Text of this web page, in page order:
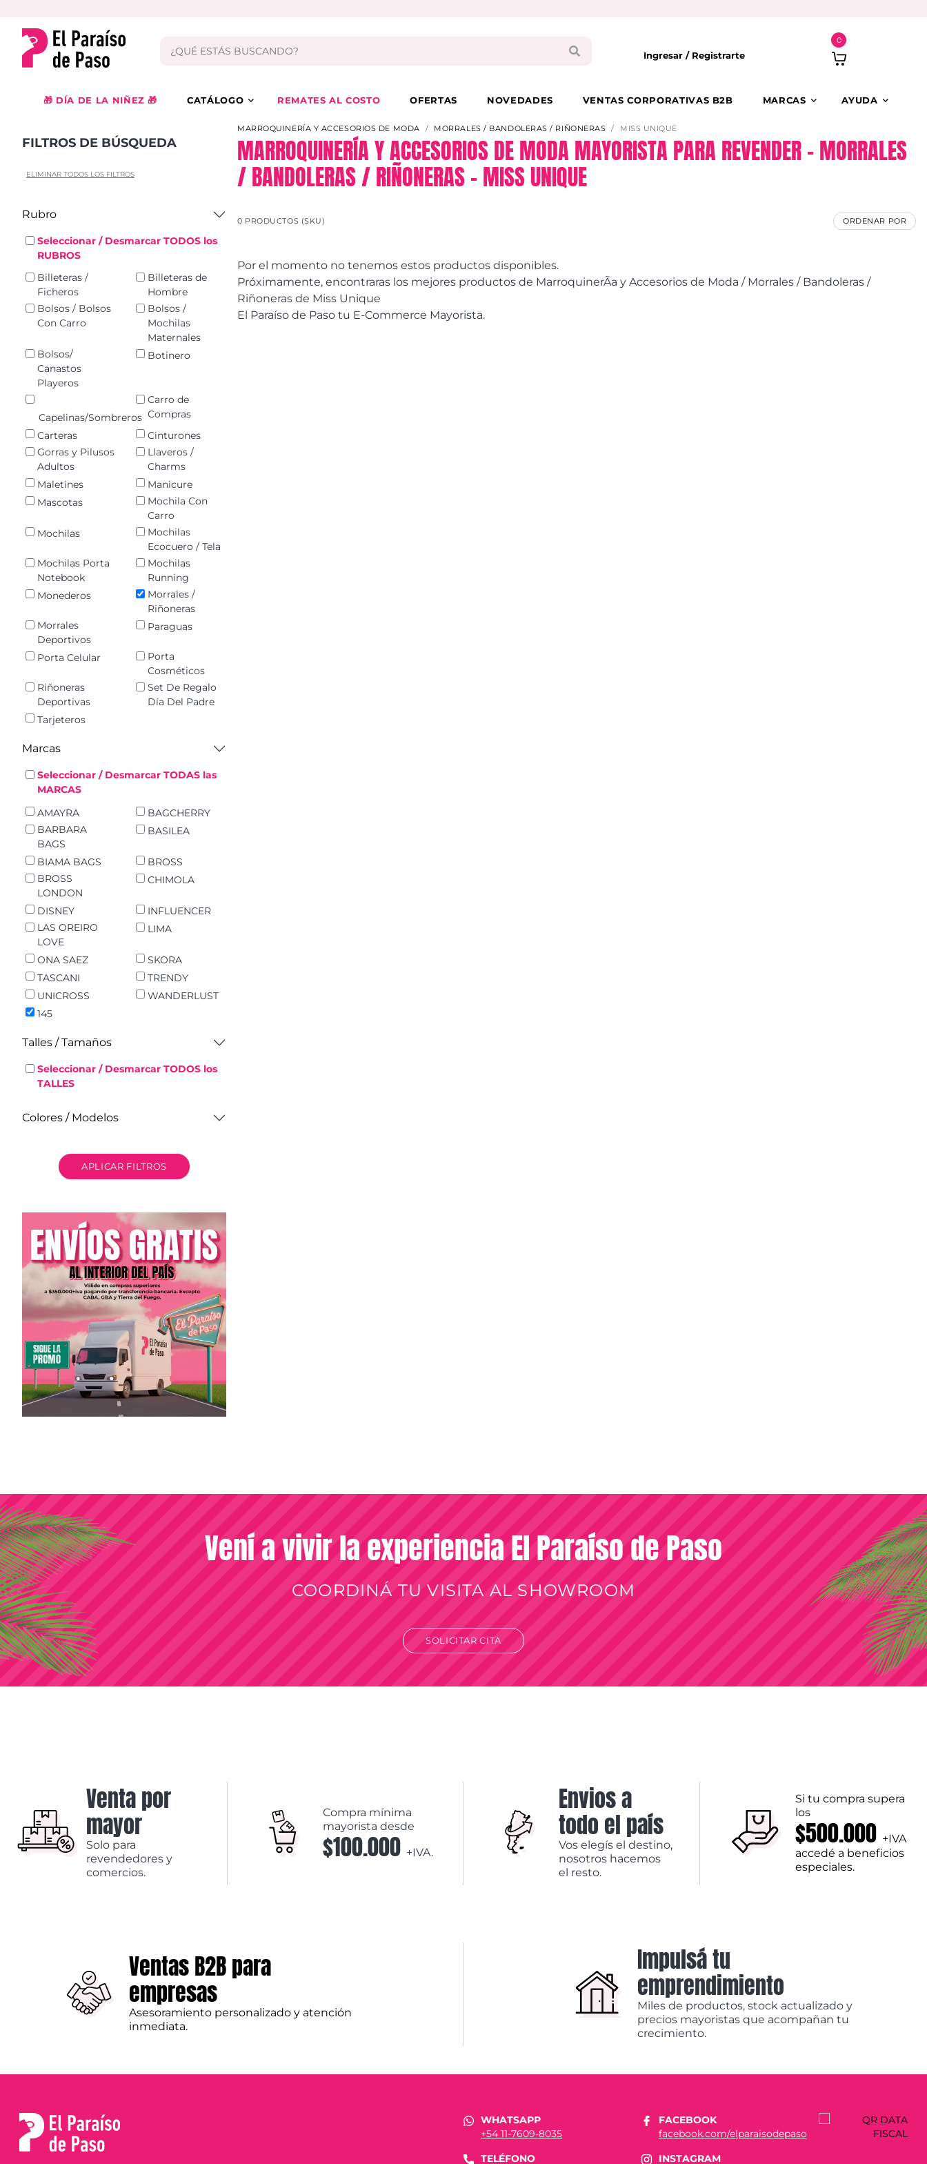
Ingresar / Registrarte
0
🎁 DÍA DE LA NIÑEZ 🎁 CATÁLOGO REMATES AL COSTO OFERTAS NOVEDADES VENTAS CORPORATIVAS B2B MARCAS AYUDA
FILTROS DE BÚSQUEDA
ELIMINAR TODOS LOS FILTROS
Rubro
Seleccionar / Desmarcar TODOS los
RUBROS
Billeteras /
Ficheros
Billeteras de
Hombre
Bolsos / Bolsos
Con Carro
Bolsos /
Mochilas
Maternales
Bolsos/
Canastos
Playeros
Botinero
Capelinas/Sombreros
Carro de
Compras
Carteras
Cinturones
Gorras y Pilusos
Adultos
Llaveros /
Charms
Maletines
Manicure
Mascotas
Mochila Con
Carro
Mochilas
Mochilas
Ecocuero / Tela
Mochilas Porta
Notebook
Mochilas
Running
Monederos
Morrales /
Riñoneras
Morrales
Deportivos
Paraguas
Porta Celular
Porta
Cosméticos
Riñoneras
Deportivas
Set De Regalo
Día Del Padre
Tarjeteros
Marcas
Seleccionar / Desmarcar TODAS las
MARCAS
AMAYRA
BAGCHERRY
BARBARA
BAGS
BASILEA
BIAMA BAGS
BROSS
BROSS
LONDON
CHIMOLA
DISNEY
INFLUENCER
LAS OREIRO
LOVE
LIMA
ONA SAEZ
SKORA
TASCANI
TRENDY
UNICROSS
WANDERLUST
145
Talles / Tamaños
Seleccionar / Desmarcar TODOS los
TALLES
Colores / Modelos
APLICAR FILTROS
MARROQUINERÍA Y ACCESORIOS DE MODA MORRALES / BANDOLERAS / RIÑONERAS MISS UNIQUE
MARROQUINERÍA Y ACCESORIOS DE MODA MAYORISTA PARA REVENDER – MORRALES
/ BANDOLERAS / RIÑONERAS – MISS UNIQUE
0 PRODUCTOS (SKU) ORDENAR POR
Por el momento no tenemos estos productos disponibles.
Próximamente, encontraras los mejores productos de MarroquinerÃ­a y Accesorios de Moda / Morrales / Bandoleras /
Riñoneras de Miss Unique
El Paraíso de Paso tu E-Commerce Mayorista.
Vení a vivir la experiencia El Paraíso de Paso
COORDINÁ TU VISITA AL SHOWROOM
SOLICITAR CITA
Venta por
mayor
Solo para
revendedores y
comercios.
Compra mínima
mayorista desde
$100.000 +IVA.
Envios a
todo el país
Vos elegís el destino,
nosotros hacemos
el resto.
Si tu compra supera
los
$500.000 +IVA
accedé a beneficios
especiales.
Ventas B2B para
empresas
Asesoramiento personalizado y atención
inmediata.
Impulsá tu
emprendimiento
Miles de productos, stock actualizado y
precios mayoristas que acompañan tu
crecimiento.
WHATSAPP
+54 11-7609-8035
TELÉFONO
FACEBOOK
facebook.com/elparaisodepaso
INSTAGRAM